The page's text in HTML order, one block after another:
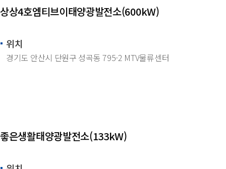
상상4호엠티브이태양광발전소(600kW)
위치
경기도 안산시 단원구 성곡동 795-2 MTV물류센터
좋은생활태양광발전소(133kW)